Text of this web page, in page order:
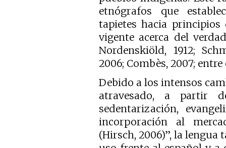
etnógrafos que
tapietes hacia
vigente acerca del
Nordenskiöld, 1912;
2006; Combès, 2007; entre
Debido a los intensos
atravesado, a partir
sedentarización,
incorporación al
(Hirsch, 2006)”, la lengua